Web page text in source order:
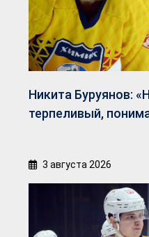
Никита Буруянов:
терпеливый,
3 августа 2026